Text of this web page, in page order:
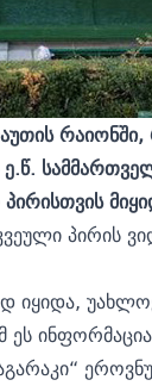
რაიონში,
ე.წ.
პირის
იყიდა,